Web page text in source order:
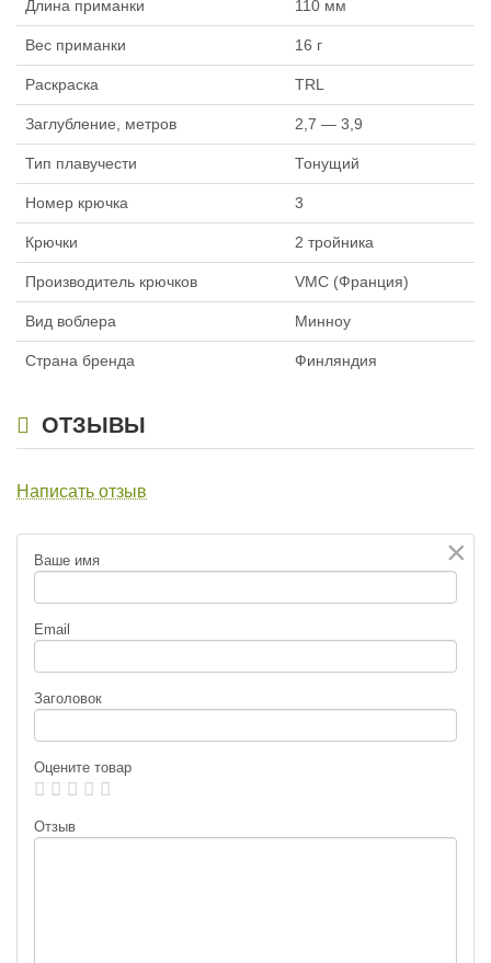
Длина приманки 110 мм
Вес приманки 16 г
Раскраска TRL
Заглубление, метров 2,7 — 3,9
Тип плавучести Тонущий
Номер крючка 3
Крючки 2 тройника
Производитель крючков VMC (Франция)
Вид воблера Минноу
Страна бренда Финляндия
ОТЗЫВЫ
Написать отзыв
×
Ваше имя
Email
Заголовок
Оцените товар
Отзыв